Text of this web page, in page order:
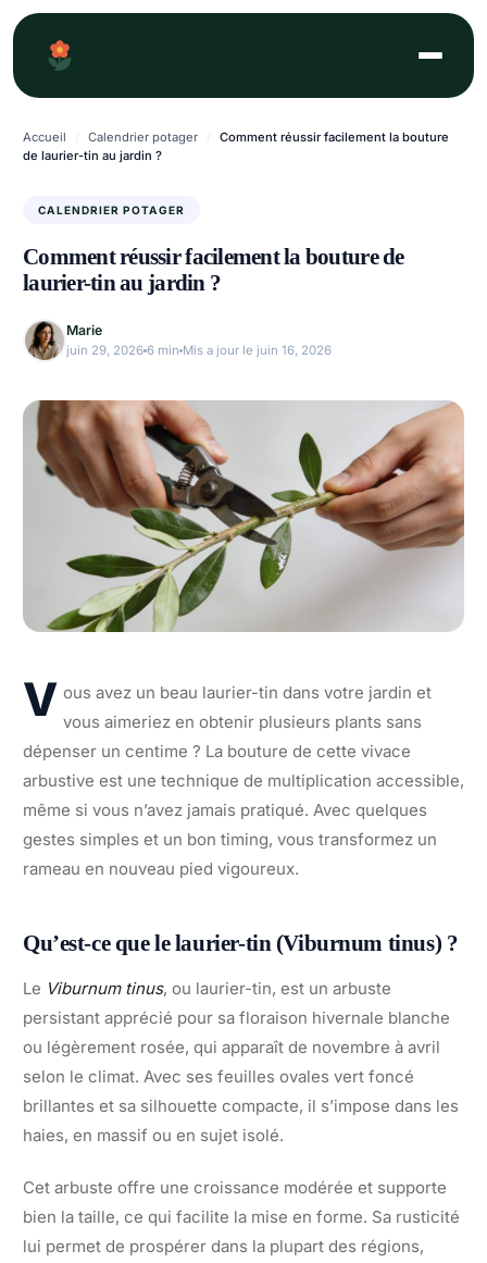
Aller
contenu
Accueil / Calendrier potager /
Comment réussir facilement la bouture
de laurier-tin au jardin ?
CALENDRIER POTAGER
Comment réussir facilement la bouture de
laurier-tin au jardin ?
Marie
juin 29, 2026 6 min Mis a jour le juin 16, 2026
V ous avez un beau laurier-tin dans votre jardin et
vous aimeriez en obtenir plusieurs plants sans
dépenser un centime ? La bouture de cette vivace
arbustive est une technique de multiplication accessible,
même si vous n’avez jamais pratiqué. Avec quelques
gestes simples et un bon timing, vous transformez un
rameau en nouveau pied vigoureux.
Qu’est-ce que le laurier-tin (Viburnum tinus) ?
Le Viburnum tinus, ou laurier-tin, est un arbuste
persistant apprécié pour sa floraison hivernale blanche
ou légèrement rosée, qui apparaît de novembre à avril
selon le climat. Avec ses feuilles ovales vert foncé
brillantes et sa silhouette compacte, il s’impose dans les
haies, en massif ou en sujet isolé.
Cet arbuste offre une croissance modérée et supporte
bien la taille, ce qui facilite la mise en forme. Sa rusticité
lui permet de prospérer dans la plupart des régions,